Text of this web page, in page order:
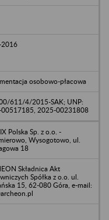
osobowo-płacowa
611/4/2015-SAK; UNP:
2025-00231808
Polska Sp. z o.o. -
Wysogotowo, ul.
18
Składnica Akt
Spółka z o.o. ul.
15, 62-080 Góra, e-mail: